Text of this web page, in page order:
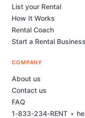
1-833-234-RENT •
List your Rental
How It Works
Rental Coach
Start a Rental Business
COMPANY
About us
Contact us
FAQ